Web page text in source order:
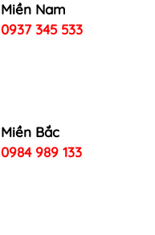
Miền Nam
0937 345 533
Miền Bắc
0984 989 133